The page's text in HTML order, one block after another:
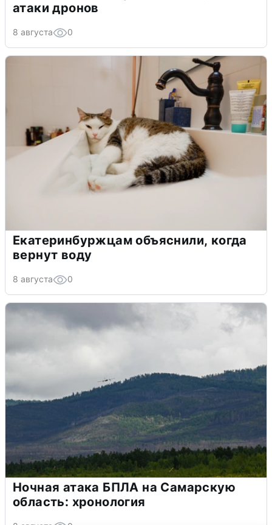
атаки дронов
8 августа 0
Екатеринбуржцам объяснили, когда
вернут воду
8 августа 0
Ночная атака БПЛА на Самарскую
область: хронология